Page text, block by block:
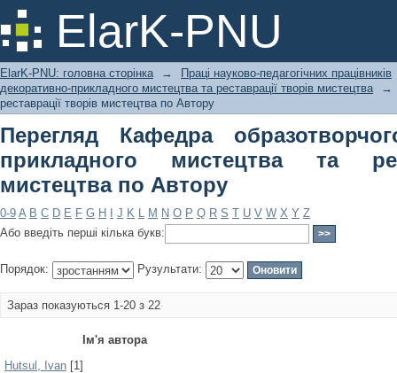
ElarK-PNU
Перегляд Кафедра
реставрації творів мистецтва по
ElarK-PNU: головна сторінка →
Праці науково-педагогічних працівників
декоративно-прикладного мистецтва та реставрації творів мистецтва
→
реставрації творів мистецтва по Автору
Перегляд Кафедра
прикладного мистецтва та
мистецтва по Автору
0-9 A B C D E F G H J K L M N O P Q R S T U V W X Y Z
Або введіть перші кілька букв:
Порядок: Рузультати:
Зараз показуються 1-20 з 22
Ім'я автора
Hutsul, Ivan [1]